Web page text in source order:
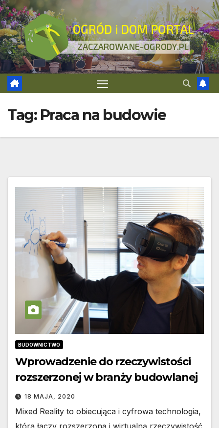
Skip
to
content
Tag: Praca na budowie
BUDOWNICTWO
Wprowadzenie do rzeczywistości
rozszerzonej w branży budowlanej
18 MAJA, 2020
Mixed Reality to obiecująca i cyfrowa technologia,